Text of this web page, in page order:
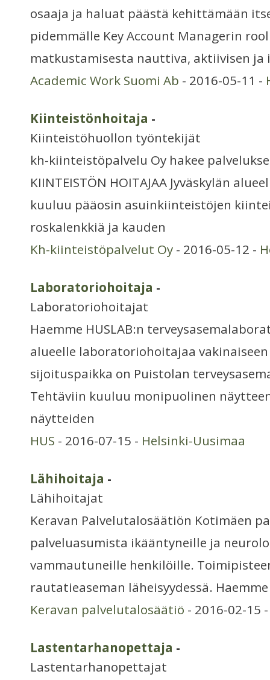
osaaja ja haluat päästä kehittämään
pidemmälle Key Account Managerin
matkustamisesta nauttiva, aktiivisen ja
Academic Work Suomi Ab - 2016-05-11 -
Kiinteistönhoitaja -
Kiinteistöhuollon työntekijät
kh-kiinteistöpalvelu Oy hakee
KIINTEISTÖN HOITAJAA Jyväskylän
kuuluu pääosin asuinkiinteistöjen
roskalenkkiä ja kauden
Kh-kiinteistöpalvelut Oy - 2016-05-12 -
Laboratoriohoitaja -
Laboratoriohoitajat
Haemme HUSLAB:n
alueelle laboratoriohoitajaa
sijoituspaikka on Puistolan
Tehtäviin kuuluu monipuolinen
näytteiden
HUS - 2016-07-15 - Helsinki-Uusimaa
Lähihoitaja -
Lähihoitajat
Keravan Palvelutalosäätiön Kotimäen
palveluasumista ikääntyneille ja
vammautuneille henkilöille.
rautatieaseman läheisyydessä.
Keravan palvelutalosäätiö - 2016-02-15
Lastentarhanopettaja -
Lastentarhanopettajat